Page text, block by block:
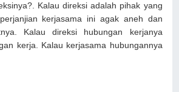
Kalau direksi adalah pihak yang
kerjasama ini agak aneh dan
Kalau direksi hubungan kerjanya
kerja. Kalau kerjasama hubungannya